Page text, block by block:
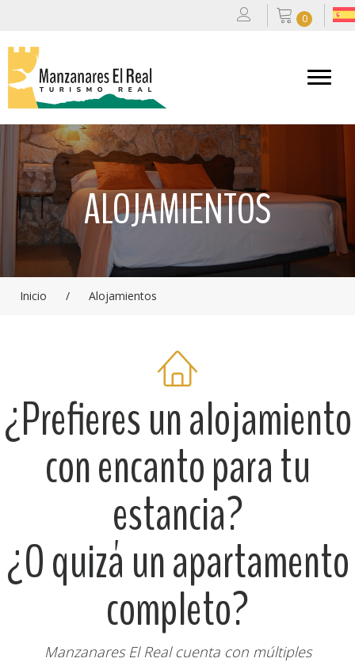
0
ALOJAMIENTOS
Inicio / Alojamientos
¿Prefieres un alojamiento
con encanto para tu
estancia?
¿O quizá un apartamento
completo?
Manzanares El Real cuenta con múltiples